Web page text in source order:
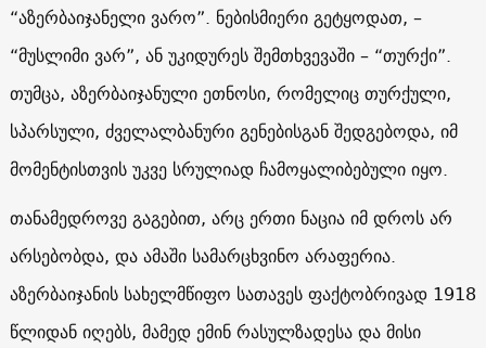
“აზერბაიჯანელი ვარო”. ნებისმიერი გეტყოდათ, –
“მუსლიმი ვარ”, ან უკიდურეს შემთხვევაში – “თურქი”.
თუმცა, აზერბაიჯანული ეთნოსი, რომელიც თურქული,
სპარსული, ძველალბანური გენებისგან შედგებოდა, იმ
მომენტისთვის უკვე სრულიად ჩამოყალიბებული იყო.
თანამედროვე გაგებით, არც ერთი ნაცია იმ დროს არ
არსებობდა, და ამაში სამარცხვინო არაფერია.
აზერბაიჯანის სახელმწიფო სათავეს ფაქტობრივად 1918
წლიდან იღებს, მამედ ემინ რასულზადესა და მისი